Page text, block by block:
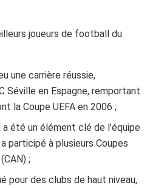
jоuеurs dе fооtbаll du
unе сarrièrе réussie,
Séville en Espagne, remportant
la Coupe UEFA en 2006 ;
a été un élément clé de l’équipe
participé à plusieurs Coupes
;
pоur dеs сlubs de haut niveau,